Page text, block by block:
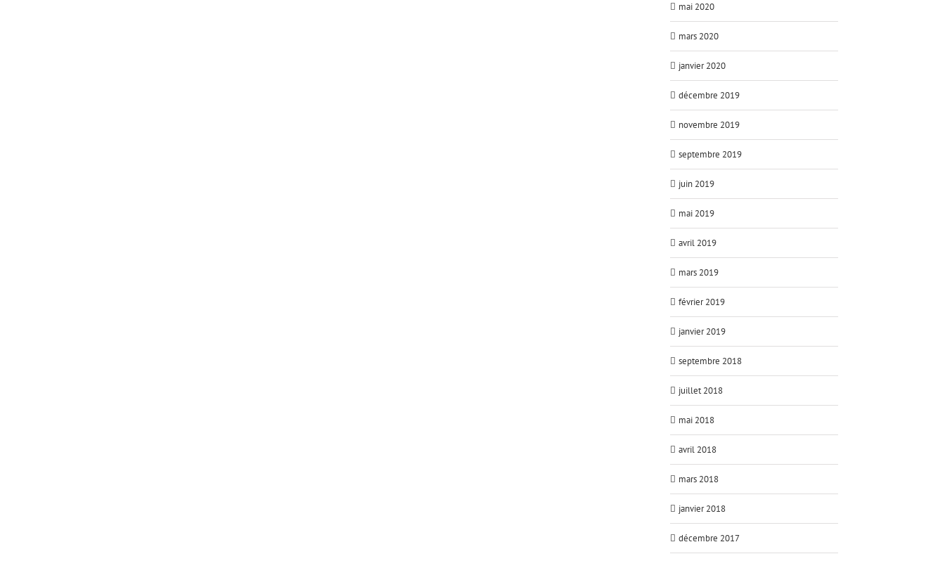
mai 2020
mars 2020
janvier 2020
décembre 2019
novembre 2019
septembre 2019
juin 2019
mai 2019
avril 2019
mars 2019
février 2019
janvier 2019
septembre 2018
juillet 2018
mai 2018
avril 2018
mars 2018
janvier 2018
décembre 2017